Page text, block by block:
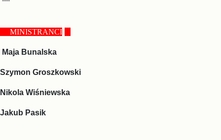
MINISTRANCI
Maja Bunalska
Szymon Groszkowski
Nikola Wiśniewska
Jakub Pasik